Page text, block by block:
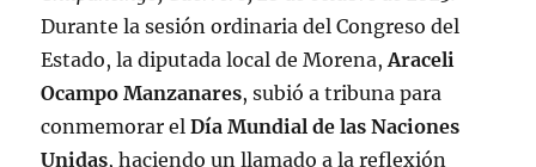
Durante la sesión ordinaria del Congreso del
Estado, la diputada local de Morena,Araceli
Ocampo Manzanares, subió a tribuna para
conmemorar elDía Mundial de las Naciones
Unidas, haciendo un llamado a la reflexión